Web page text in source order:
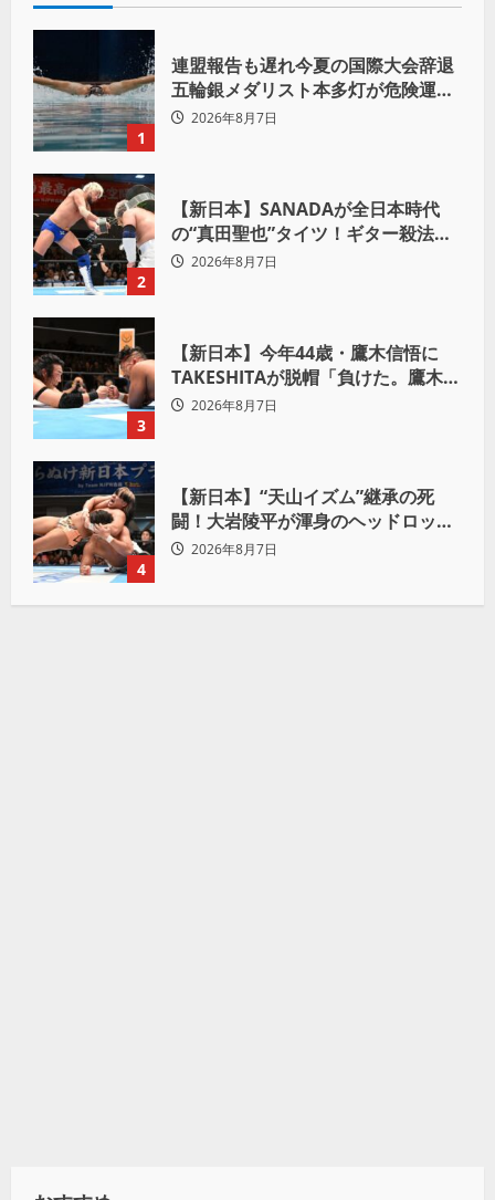
1
連盟報告も遅れ今夏の国際大会辞退
五輪銀メダリスト本多灯が危険運転
致傷で起訴
2026年8月7日
2
【新日本】SANADAが全日本時代
の“真田聖也”タイツ！ギター殺法で
Yuto-IceをKO「俺と闘う時は考え
2026年8月7日
3
【新日本】今年44歳・鷹木信悟に
TAKESHITAが脱帽「負けた。鷹木信
悟、強いわ！」
2026年8月7日
4
【新日本】“天山イズム”継承の死
闘！大岩陵平が渾身のヘッドロック
で後藤洋央紀からタップ奪取 執念の
2026年8月7日